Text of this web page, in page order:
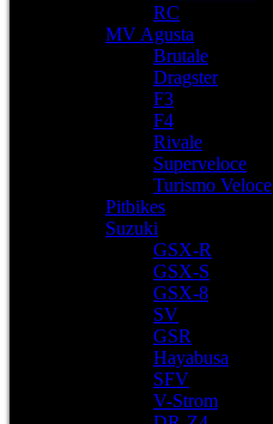
RC
MV Agusta
Brutale
Dragster
F3
F4
Rivale
Superveloce
Turismo Veloce
Pitbikes
Suzuki
GSX-R
GSX-S
GSX-8
SV
GSR
Hayabusa
SFV
V-Strom